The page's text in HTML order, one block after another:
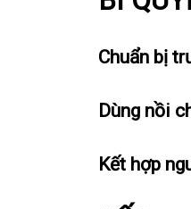
Chuẩn bị
Dùng nồi
Kết hợp